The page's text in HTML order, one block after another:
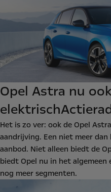
Opel Astra nu
elektrisch
Het is zo ver: ook de Opel
aandrijving. Een niet meer
aanbod. Niet alleen biedt de
biedt Opel nu in het
nog meer segmenten.